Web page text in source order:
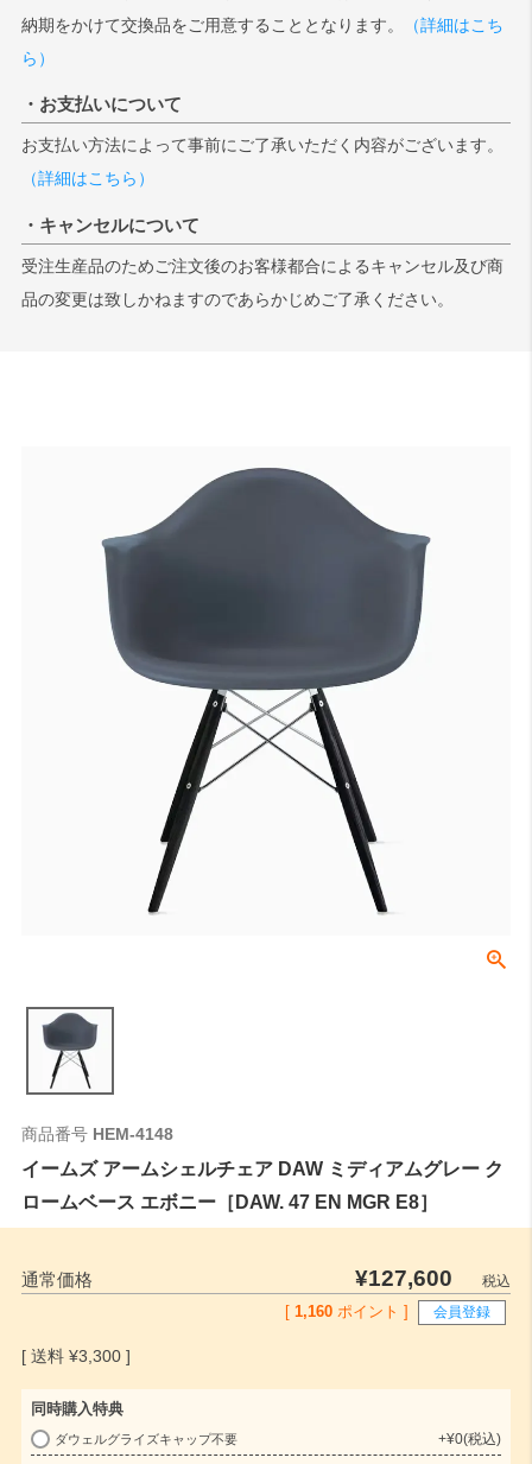
納期をかけて交換品をご用意することとなります。
（詳細はこち
ら）
・お支払いについて
お支払い方法によって事前にご了承いただく内容がございます。
（詳細はこちら）
・キャンセルについて
受注生産品のためご注文後のお客様都合によるキャンセル及び商
品の変更は致しかねますのであらかじめご了承ください。
商品番号 HEM-4148
イームズ アームシェルチェア DAW ミディアムグレー ク
ロームベース エボニー［DAW. 47 EN MGR E8］
通常価格 ¥127,600
税込
1,160 ポイント ] 会員登録
¥3,300
同時購入特典
ダウェルグライズキャップ不要 +¥0 税込